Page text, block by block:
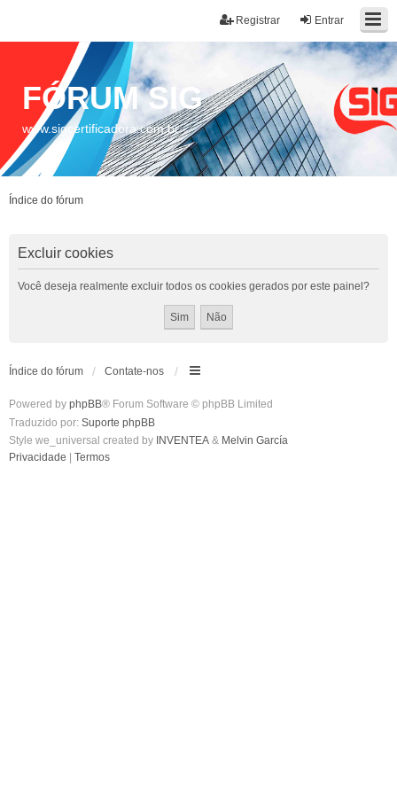
Entrar
Registrar
FÓRUM SIG
www.sigcertificadora.com.br
Índice do fórum
Excluir cookies
Você deseja realmente excluir todos os cookies gerados por este painel?
Índice do fórum Contate-nos
Powered by phpBB® Forum Software © phpBB Limited
Traduzido por: Suporte phpBB
Style we_universal created by INVENTEA & Melvin García
Privacidade
Termos